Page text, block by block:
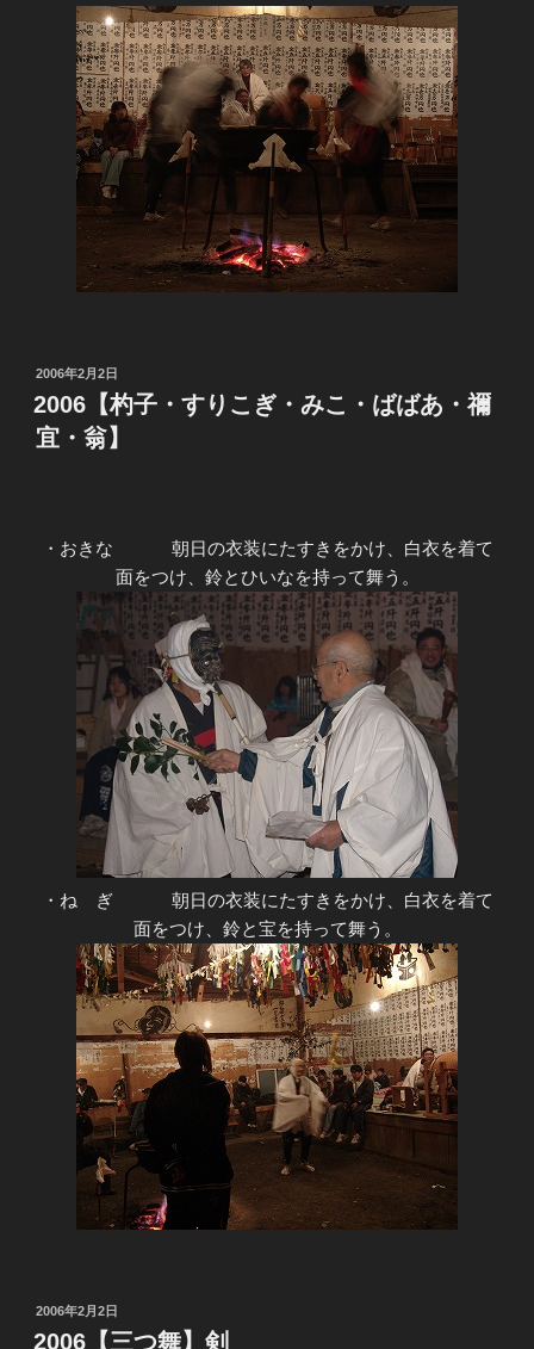
投
稿
日:
2006年2月2日
2006【杓子・すりこぎ・みこ・ばばあ・禰
宜・翁】
・おきな 朝日の衣装にたすきをかけ、白衣を着て
面をつけ、鈴とひいなを持って舞う。
・ね ぎ 朝日の衣装にたすきをかけ、白衣を着て
面をつけ、鈴と宝を持って舞う。
投
稿
2006年2月2日
2006【三つ舞】剣